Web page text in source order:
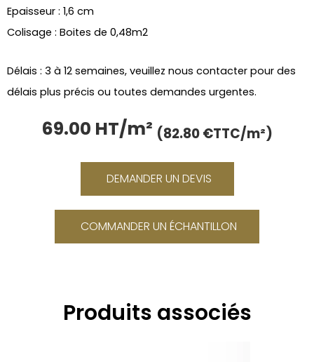
Epaisseur : 1,6 cm
Colisage : Boites de 0,48m2
Délais : 3 à 12 semaines, veuillez nous contacter pour des
délais plus précis ou toutes demandes urgentes.
Le
86.40 €.
69.00 HT/m² (82.80 €TTC/m²)
DEMANDER UN DEVIS
COMMANDER UN ÉCHANTILLON
Produits associés